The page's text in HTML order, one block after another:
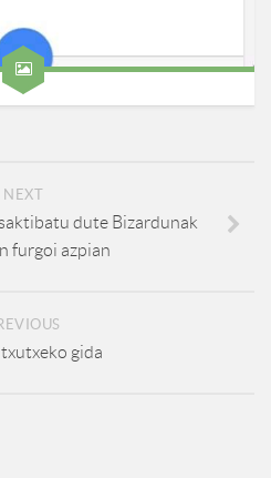
NEXT
dute Bizardunak
furgoi azpian
gida